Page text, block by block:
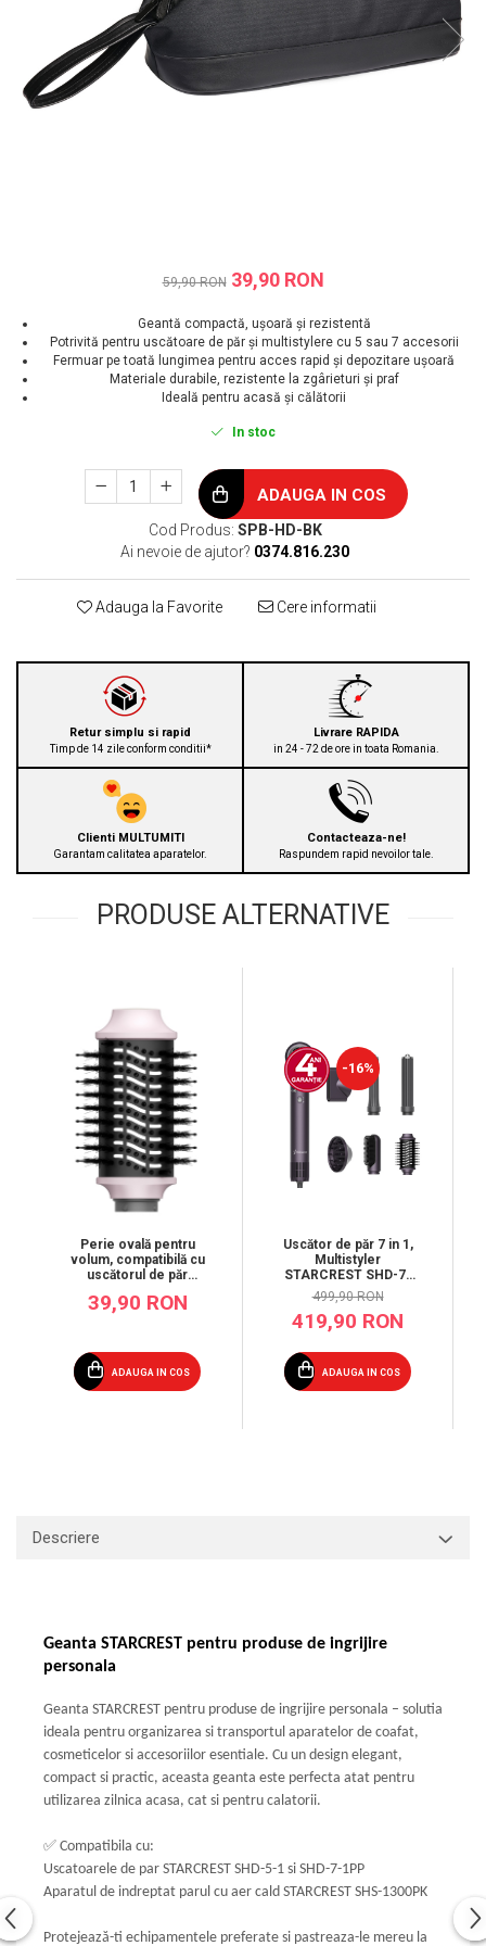
Robot de bucătărie
Sandwich maker
Fier de călcat
59,90 RON 39,90 RON
Geantă compactă, ușoară și rezistentă
Potrivită pentru uscătoare de păr și multistylere cu 5 sau 7 accesorii
Fermuar pe toată lungimea pentru acces rapid și depozitare ușoară
Materiale durabile, rezistente la zgârieturi și praf
Ideală pentru acasă și călătorii
In stoc
ADAUGA IN COS
Cod Produs: SPB-HD-BK
Ai nevoie de ajutor? 0374.816.230
Adauga la Favorite Cere informatii
Retur simplu si rapid
Timp de 14 zile conform conditii*
Livrare RAPIDA
in 24 - 72 de ore in toata Romania.
Clienti MULTUMITI
Garantam calitatea aparatelor.
Contacteaza-ne!
Raspundem rapid nevoilor tale.
PRODUSE ALTERNATIVE
Perie ovală pentru
volum, compatibilă cu
uscătorul de păr
1PK
39,90 RON
ADAUGA IN COS
-16%
Uscător de păr 7 in 1,
Multistyler
STARCREST SHD-7-
1PP, 1300 W, 3 trepte
de viteză, 3 trepte de
temperatură, mov
499,90 RON
419,90 RON
ADAUGA IN COS
Descriere
Geanta STARCREST pentru produse de ingrijire
personala
Geanta STARCREST pentru produse de ingrijire personala – solutia
ideala pentru organizarea si transportul aparatelor de coafat,
cosmeticelor si accesoriilor esentiale. Cu un design elegant,
compact si practic, aceasta geanta este perfecta atat pentru
utilizarea zilnica acasa, cat si pentru calatorii.
✅ Compatibila cu:
Uscatoarele de par STARCREST SHD-5-1 si SHD-7-1PP
Aparatul de indreptat parul cu aer cald STARCREST SHS-1300PK
Protejează-ti echipamentele preferate si pastreaza-le mereu la